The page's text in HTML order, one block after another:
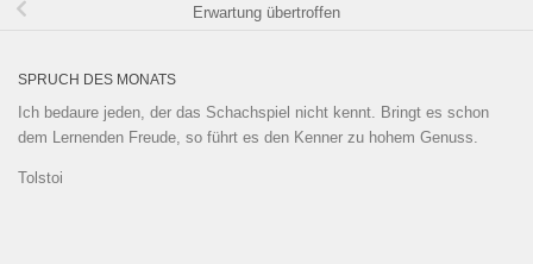
Erwartung übertroffen
SPRUCH DES MONATS
Ich bedaure jeden, der das Schachspiel nicht kennt. Bringt es schon
dem Lernenden Freude, so führt es den Kenner zu hohem Genuss.
Tolstoi